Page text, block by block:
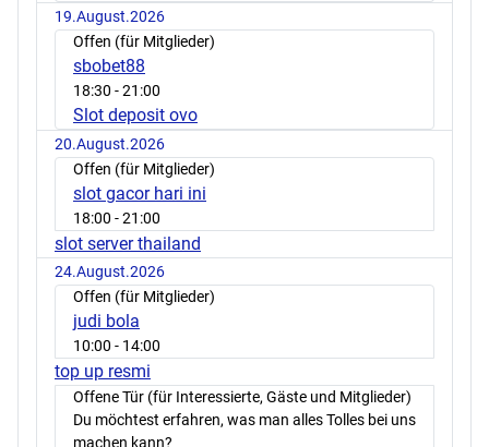
19.August.2026
Offen (für Mitglieder)
sbobet88
18:30 - 21:00
Slot deposit ovo
20.August.2026
Offen (für Mitglieder)
slot gacor hari ini
18:00 - 21:00
slot server thailand
24.August.2026
Offen (für Mitglieder)
judi bola
10:00 - 14:00
top up resmi
Offene Tür (für Interessierte, Gäste und Mitglieder)
Du möchtest erfahren, was man alles Tolles bei uns
machen kann?